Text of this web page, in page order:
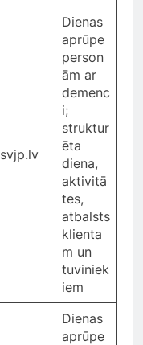
svjp.lv
Dienas
aprūpe
person
ām ar
demenc
i;
struktur
ēta
diena,
aktivitā
tes,
atbalsts
klienta
m un
tuviniek
iem
Dienas
aprūpe